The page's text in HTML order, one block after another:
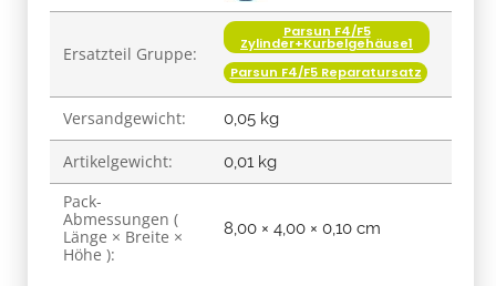
Ersatzteil Gruppe:
Parsun F4/F5
Zylinder+Kurbelgehäuse1
Parsun F4/F5 Reparatursatz
Versandgewicht: 0,05 kg
Artikelgewicht: 0,01 kg
Pack-
Abmessungen (
Länge × Breite ×
Höhe ):
8,00 × 4,00 × 0,10 cm